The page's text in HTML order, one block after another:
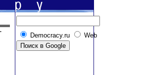
Democracy.ru Web